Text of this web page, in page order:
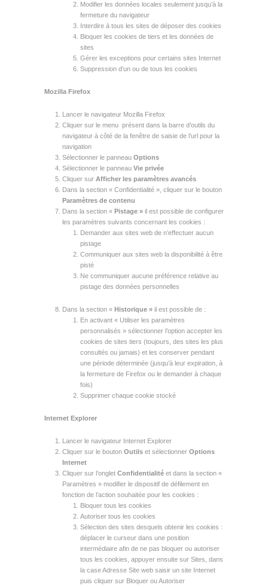
Modifier les données locales seulement jusqu’à la
fermeture du navigateur
Interdire à tous les sites de déposer des cookies
Bloquer les cookies de tiers et les données de
sites
Gérer les exceptions pour certains sites Internet
Suppression d’un ou de tous les cookies
Mozilla Firefox
Lancer le navigateur Mozilla Firefox
Cliquer sur le menu présent dans la barre d’outils du
navigateur à côté de la fenêtre de saisie de l’url pour la
navigation
Sélectionner le panneau Options
Sélectionner le panneau Vie privée
Cliquer sur Afficher les paramètres avancés
Dans la section « Confidentialité », cliquer sur le bouton
Paramètres de contenu
Dans la section « Pistage » il est possible de configurer
les paramètres suivants concernant les cookies :
Demander aux sites web de n’effectuer aucun
pistage
Communiquer aux sites web la disponibilité à être
pisté
Ne communiquer aucune préférence relative au
pistage des données personnelles
Dans la section « Historique » il est possible de :
En activant « Utiliser les paramètres
personnalisés » sélectionner l’option accepter les
cookies de sites tiers (toujours, des sites les plus
consultés ou jamais) et les conserver pendant
une période déterminée (jusqu’à leur expiration, à
la fermeture de Firefox ou le demander à chaque
fois)
Supprimer chaque cookie stocké
Internet Explorer
Lancer le navigateur Internet Explorer
Cliquer sur le bouton Outils et sélectionner Options
Internet
Cliquer sur l’onglet Confidentialité et dans la section «
Paramètres » modifier le dispositif de défilement en
fonction de l’action souhaitée pour les cookies :
Bloquer tous les cookies
Autoriser tous les cookies
Sélection des sites desquels obtenir les cookies :
déplacer le curseur dans une position
intermédiaire afin de ne pas bloquer ou autoriser
tous les cookies, appuyer ensuite sur Sites, dans
la case Adresse Site web saisir un site Internet
puis cliquer sur Bloquer ou Autoriser